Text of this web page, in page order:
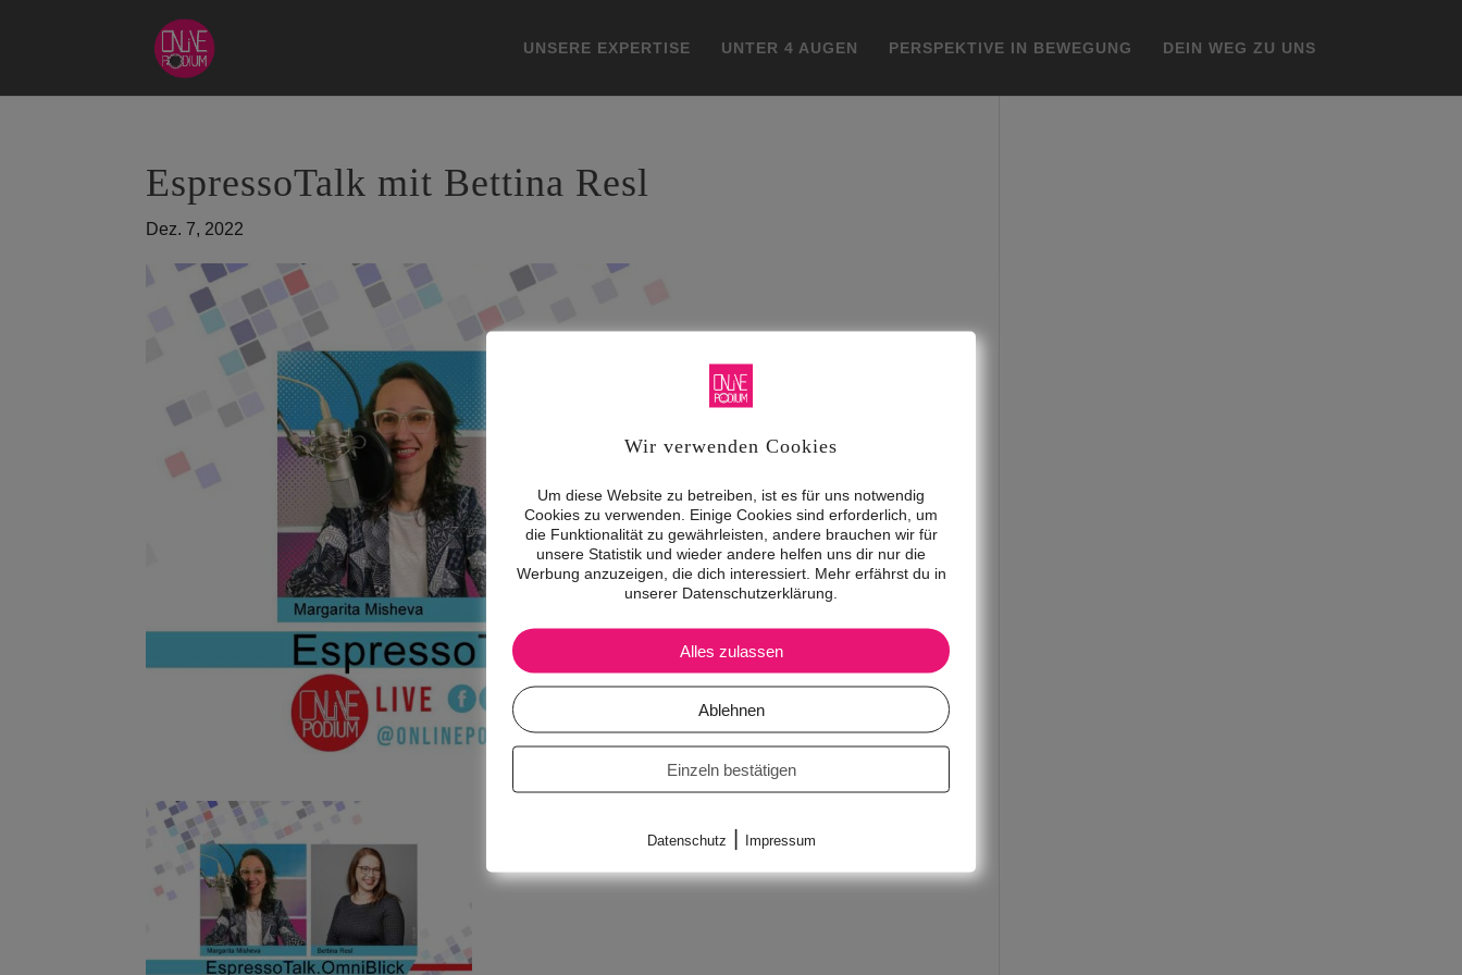
UNSERE EXPERTISE UNTER 4 AUGEN PERSPEKTIVE IN BEWEGUNG DEIN WEG ZU UNS
EspressoTalk mit Bettina Resl
Dez. 7, 2022
Wir verwenden Cookies
Um diese Website zu betreiben, ist es für uns notwendig
Cookies zu verwenden. Einige Cookies sind erforderlich, um
die Funktionalität zu gewährleisten, andere brauchen wir für
unsere Statistik und wieder andere helfen uns dir nur die
Werbung anzuzeigen, die dich interessiert. Mehr erfährst du in
unserer Datenschutzerklärung.
Alles zulassen
Ablehnen
Einzeln bestätigen
Datenschutz | Impressum